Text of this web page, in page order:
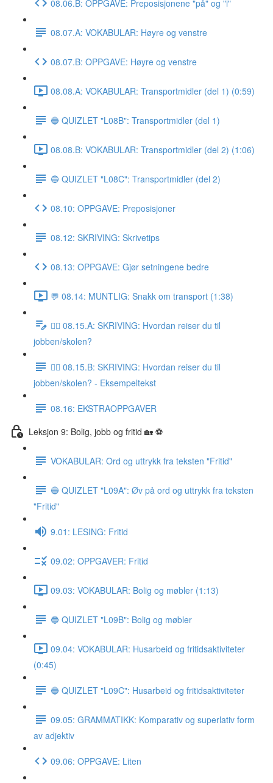
08.06.B: OPPGAVE: Preposisjonene "på" og "i"
08.07.A: VOKABULAR: Høyre og venstre
08.07.B: OPPGAVE: Høyre og venstre
08.08.A: VOKABULAR: Transportmidler (del 1) (0:59)
🔵 QUIZLET "L08B": Transportmidler (del 1)
08.08.B: VOKABULAR: Transportmidler (del 2) (1:06)
🔵 QUIZLET "L08C": Transportmidler (del 2)
08.10: OPPGAVE: Preposisjoner
08.12: SKRIVING: Skrivetips
08.13: OPPGAVE: Gjør setningene bedre
💬 08.14: MUNTLIG: Snakk om transport (1:38)
✍🏼 08.15.A: SKRIVING: Hvordan reiser du til
jobben/skolen?
✍🏼 08.15.B: SKRIVING: Hvordan reiser du til
jobben/skolen? - Eksempeltekst
08.16: EKSTRAOPPGAVER
Leksjon 9: Bolig, jobb og fritid 🏡 ⚽️
VOKABULAR: Ord og uttrykk fra teksten "Fritid"
🔵 QUIZLET "L09A": Øv på ord og uttrykk fra teksten
"Fritid"
9.01: LESING: Fritid
09.02: OPPGAVER: Fritid
09.03: VOKABULAR: Bolig og møbler (1:13)
🔵 QUIZLET "L09B": Bolig og møbler
09.04: VOKABULAR: Husarbeid og fritidsaktiviteter
(0:45)
🔵 QUIZLET "L09C": Husarbeid og fritidsaktiviteter
09.05: GRAMMATIKK: Komparativ og superlativ form
av adjektiv
09.06: OPPGAVE: Liten